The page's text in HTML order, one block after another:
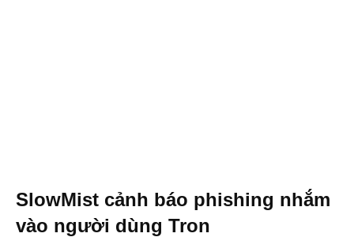
SlowMist cảnh báo phishing nhắm
vào người dùng Tron